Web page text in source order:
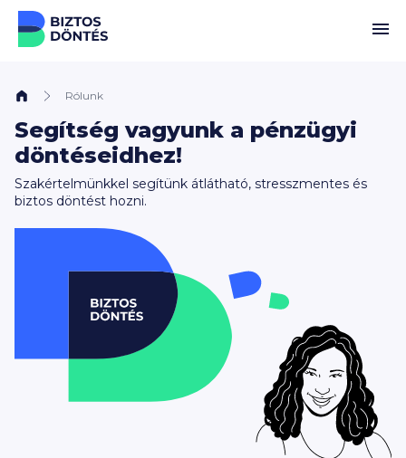
Ugrás a tartalomhoz
Rólunk
Segítség vagyunk a pénzügyi
döntéseidhez!
Szakértelmünkkel segítünk átlátható, stresszmentes és
biztos döntést hozni.